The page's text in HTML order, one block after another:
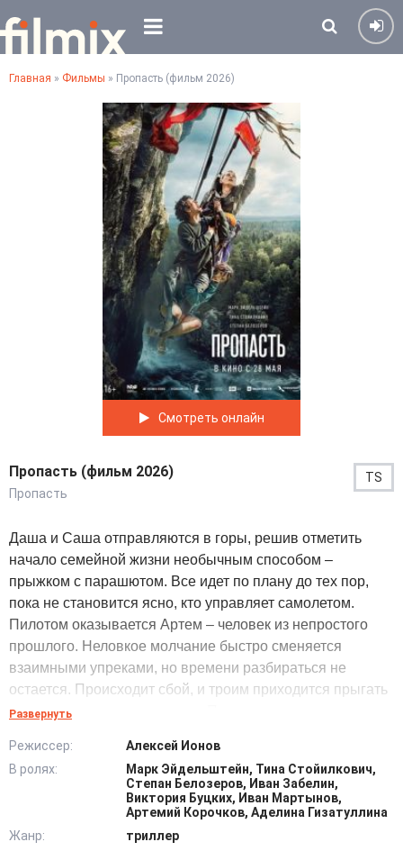
Главная » Фильмы » Пропасть (фильм 2026)
Смотреть онлайн
Пропасть (фильм 2026)
Пропасть
TS
Даша и Саша отправляются в горы, решив отметить
начало семейной жизни необычным способом –
прыжком с парашютом. Все идет по плану до тех пор,
пока не становится ясно, кто управляет самолетом.
Пилотом оказывается Артем – человек из непростого
прошлого. Неловкое молчание быстро сменяется
взаимными упреками, но времени разбираться не
остается. Происходит сбой, и троим приходится прыгать
раньше, чем планировалось. Приземление выходит
над глубокой горной пропастью. До земли далеко, нет
связи, а ветер раскачивает стропы. Ситуация
усложняется тем, что неподалеку начинается лесной
пожар, и дым постепенно поднимается к склону.
Оказавшись буквально на краю, герои вынуждены
Развернуть
Режиссер:
Алексей Ионов
В ролях:
Марк Эйдельштейн, Тина Стойилкович,
Степан Белозеров, Иван Забелин,
Виктория Буцких, Иван Мартынов,
Артемий Корочков, Аделина Гизатуллина
Жанр:
триллер